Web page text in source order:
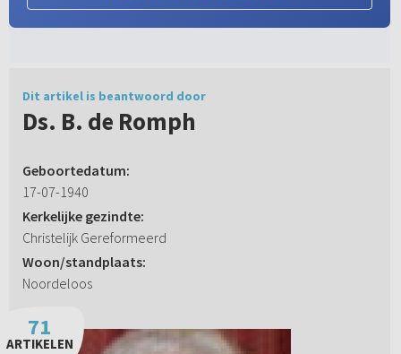
Dit artikel is beantwoord door
Ds. B. de Romph
Geboortedatum:
17-07-1940
Kerkelijke gezindte:
Christelijk Gereformeerd
Woon/standplaats:
Noordeloos
71
ARTIKELEN